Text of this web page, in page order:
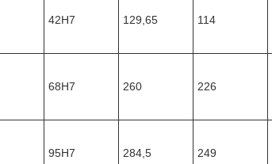
42Н7 129,65 114
68Н7 260 226
95Н7 284,5 249